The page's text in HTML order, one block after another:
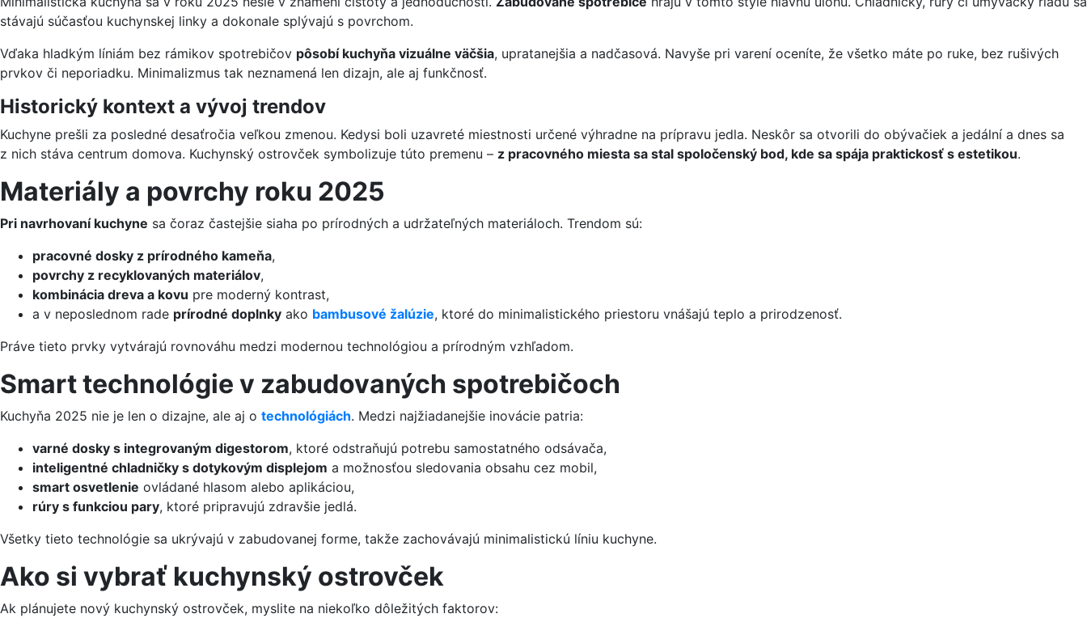
stávajú súčasťou kuchynskej linky a dokonale splývajú s povrchom.
Vďaka hladkým líniám bez rámikov spotrebičov pôsobí kuchyňa vizuálne väčšia, upratanejšia a nadčasová. Navyše pri varení oceníte, že všetko máte po ruke, bez rušivých
prvkov či neporiadku. Minimalizmus tak neznamená len dizajn, ale aj funkčnosť.
Historický kontext a vývoj trendov
Kuchyne prešli za posledné desaťročia veľkou zmenou. Kedysi boli uzavreté miestnosti určené výhradne na prípravu jedla. Neskôr sa otvorili do obývačiek a jedální a dnes sa
z nich stáva centrum domova. Kuchynský ostrovček symbolizuje túto premenu – z pracovného miesta sa stal spoločenský bod, kde sa spája praktickosť s estetikou.
Materiály a povrchy roku 2025
Pri navrhovaní kuchyne sa čoraz častejšie siaha po prírodných a udržateľných materiáloch. Trendom sú:
pracovné dosky z prírodného kameňa,
povrchy z recyklovaných materiálov,
kombinácia dreva a kovu pre moderný kontrast,
a v neposlednom rade prírodné doplnky ako bambusové žalúzie, ktoré do minimalistického priestoru vnášajú teplo a prirodzenosť.
Práve tieto prvky vytvárajú rovnováhu medzi modernou technológiou a prírodným vzhľadom.
Smart technológie v zabudovaných spotrebičoch
Kuchyňa 2025 nie je len o dizajne, ale aj o technológiách. Medzi najžiadanejšie inovácie patria:
varné dosky s integrovaným digestorom, ktoré odstraňujú potrebu samostatného odsávača,
inteligentné chladničky s dotykovým displejom a možnosťou sledovania obsahu cez mobil,
smart osvetlenie ovládané hlasom alebo aplikáciou,
rúry s funkciou pary, ktoré pripravujú zdravšie jedlá.
Všetky tieto technológie sa ukrývajú v zabudovanej forme, takže zachovávajú minimalistickú líniu kuchyne.
Ako si vybrať kuchynský ostrovček
Ak plánujete nový kuchynský ostrovček, myslite na niekoľko dôležitých faktorov: